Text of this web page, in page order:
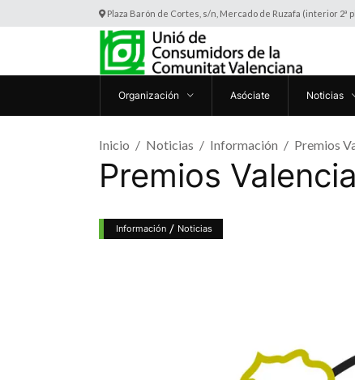
Plaza Barón de Cortes, s/n, Mercado de Ruzafa (interior 2ª
Organización Asóciate Noticias
Inicio Noticias Información Premios
Premios
Información / Noticias